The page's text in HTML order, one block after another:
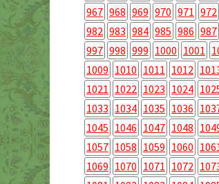
967 968 969 970 971 972
982 983 984 985 986 987
997 998 999 1000 1001
1009 1010 1011 1012
1021 1022 1023 1024
1033 1034 1035 1036
1045 1046 1047 1048
1057 1058 1059 1060
1069 1070 1071 1072